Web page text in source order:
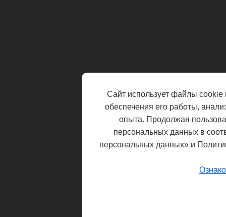
Сайт использует файлы cookie
обеспечения его работы,
опыта. Продолжая
персональных данных в
персональных данных» и